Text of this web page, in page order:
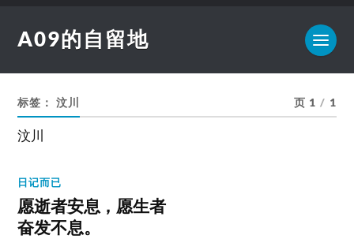
A09的自留地
标签：汶川 页 1 / 1
汶川
日记而已
愿逝者安息，愿生者
奋发不息。